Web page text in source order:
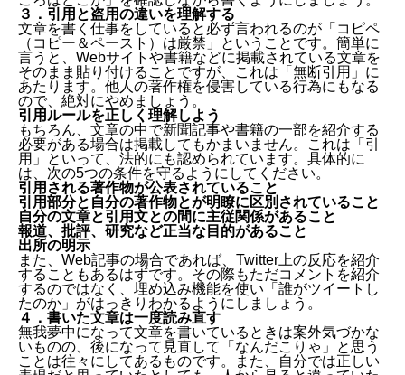
３．引用と盗用の違いを理解する
文章を書く仕事をしていると必ず言われるのが「コピペ
（コピー＆ペースト）は厳禁」ということです。簡単に
言うと、Webサイトや書籍などに掲載されている文章を
そのまま貼り付けることですが、これは「無断引用」に
あたります。他人の著作権を侵害している行為にもなる
ので、絶対にやめましょう。
引用ルールを正しく理解しよう
もちろん、文章の中で新聞記事や書籍の一部を紹介する
必要がある場合は掲載してもかまいません。これは「引
用」といって、法的にも認められています。具体的に
は、次の5つの条件を守るようにしてください。
引用される著作物が公表されていること
引用部分と自分の著作物とが明瞭に区別されていること
自分の文章と引用文との間に主従関係があること
報道、批評、研究など正当な目的があること
出所の明示
また、Web記事の場合であれば、Twitter上の反応を紹介
することもあるはずです。その際もただコメントを紹介
するのではなく、埋め込み機能を使い「誰がツイートし
たのか」がはっきりわかるようにしましょう。
４．書いた文章は一度読み直す
無我夢中になって文章を書いているときは案外気づかな
いものの、後になって見直して「なんだこりゃ」と思う
ことは往々にしてあるものです。また、自分では正しい
はじめに
１．骨子案を作る
２．適切な情報源をあたる
３．引用と盗用の違いを理解する
４．書いた文章は一度読み直す
まとめ
発注先探しで悩んだらコンペルへ